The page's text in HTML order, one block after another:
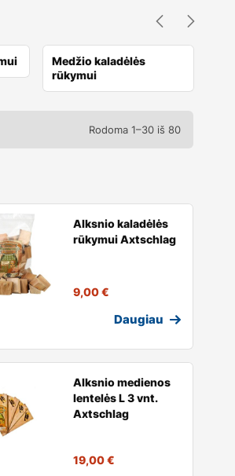
Medžio kaladėlės
rūkymui
Rodoma 1–30 iš 80
Alksnio kaladėlės
rūkymui Axtschlag
9,00€
Daugiau
Alksnio medienos
lentelės L 3 vnt.
Axtschlag
19,00€